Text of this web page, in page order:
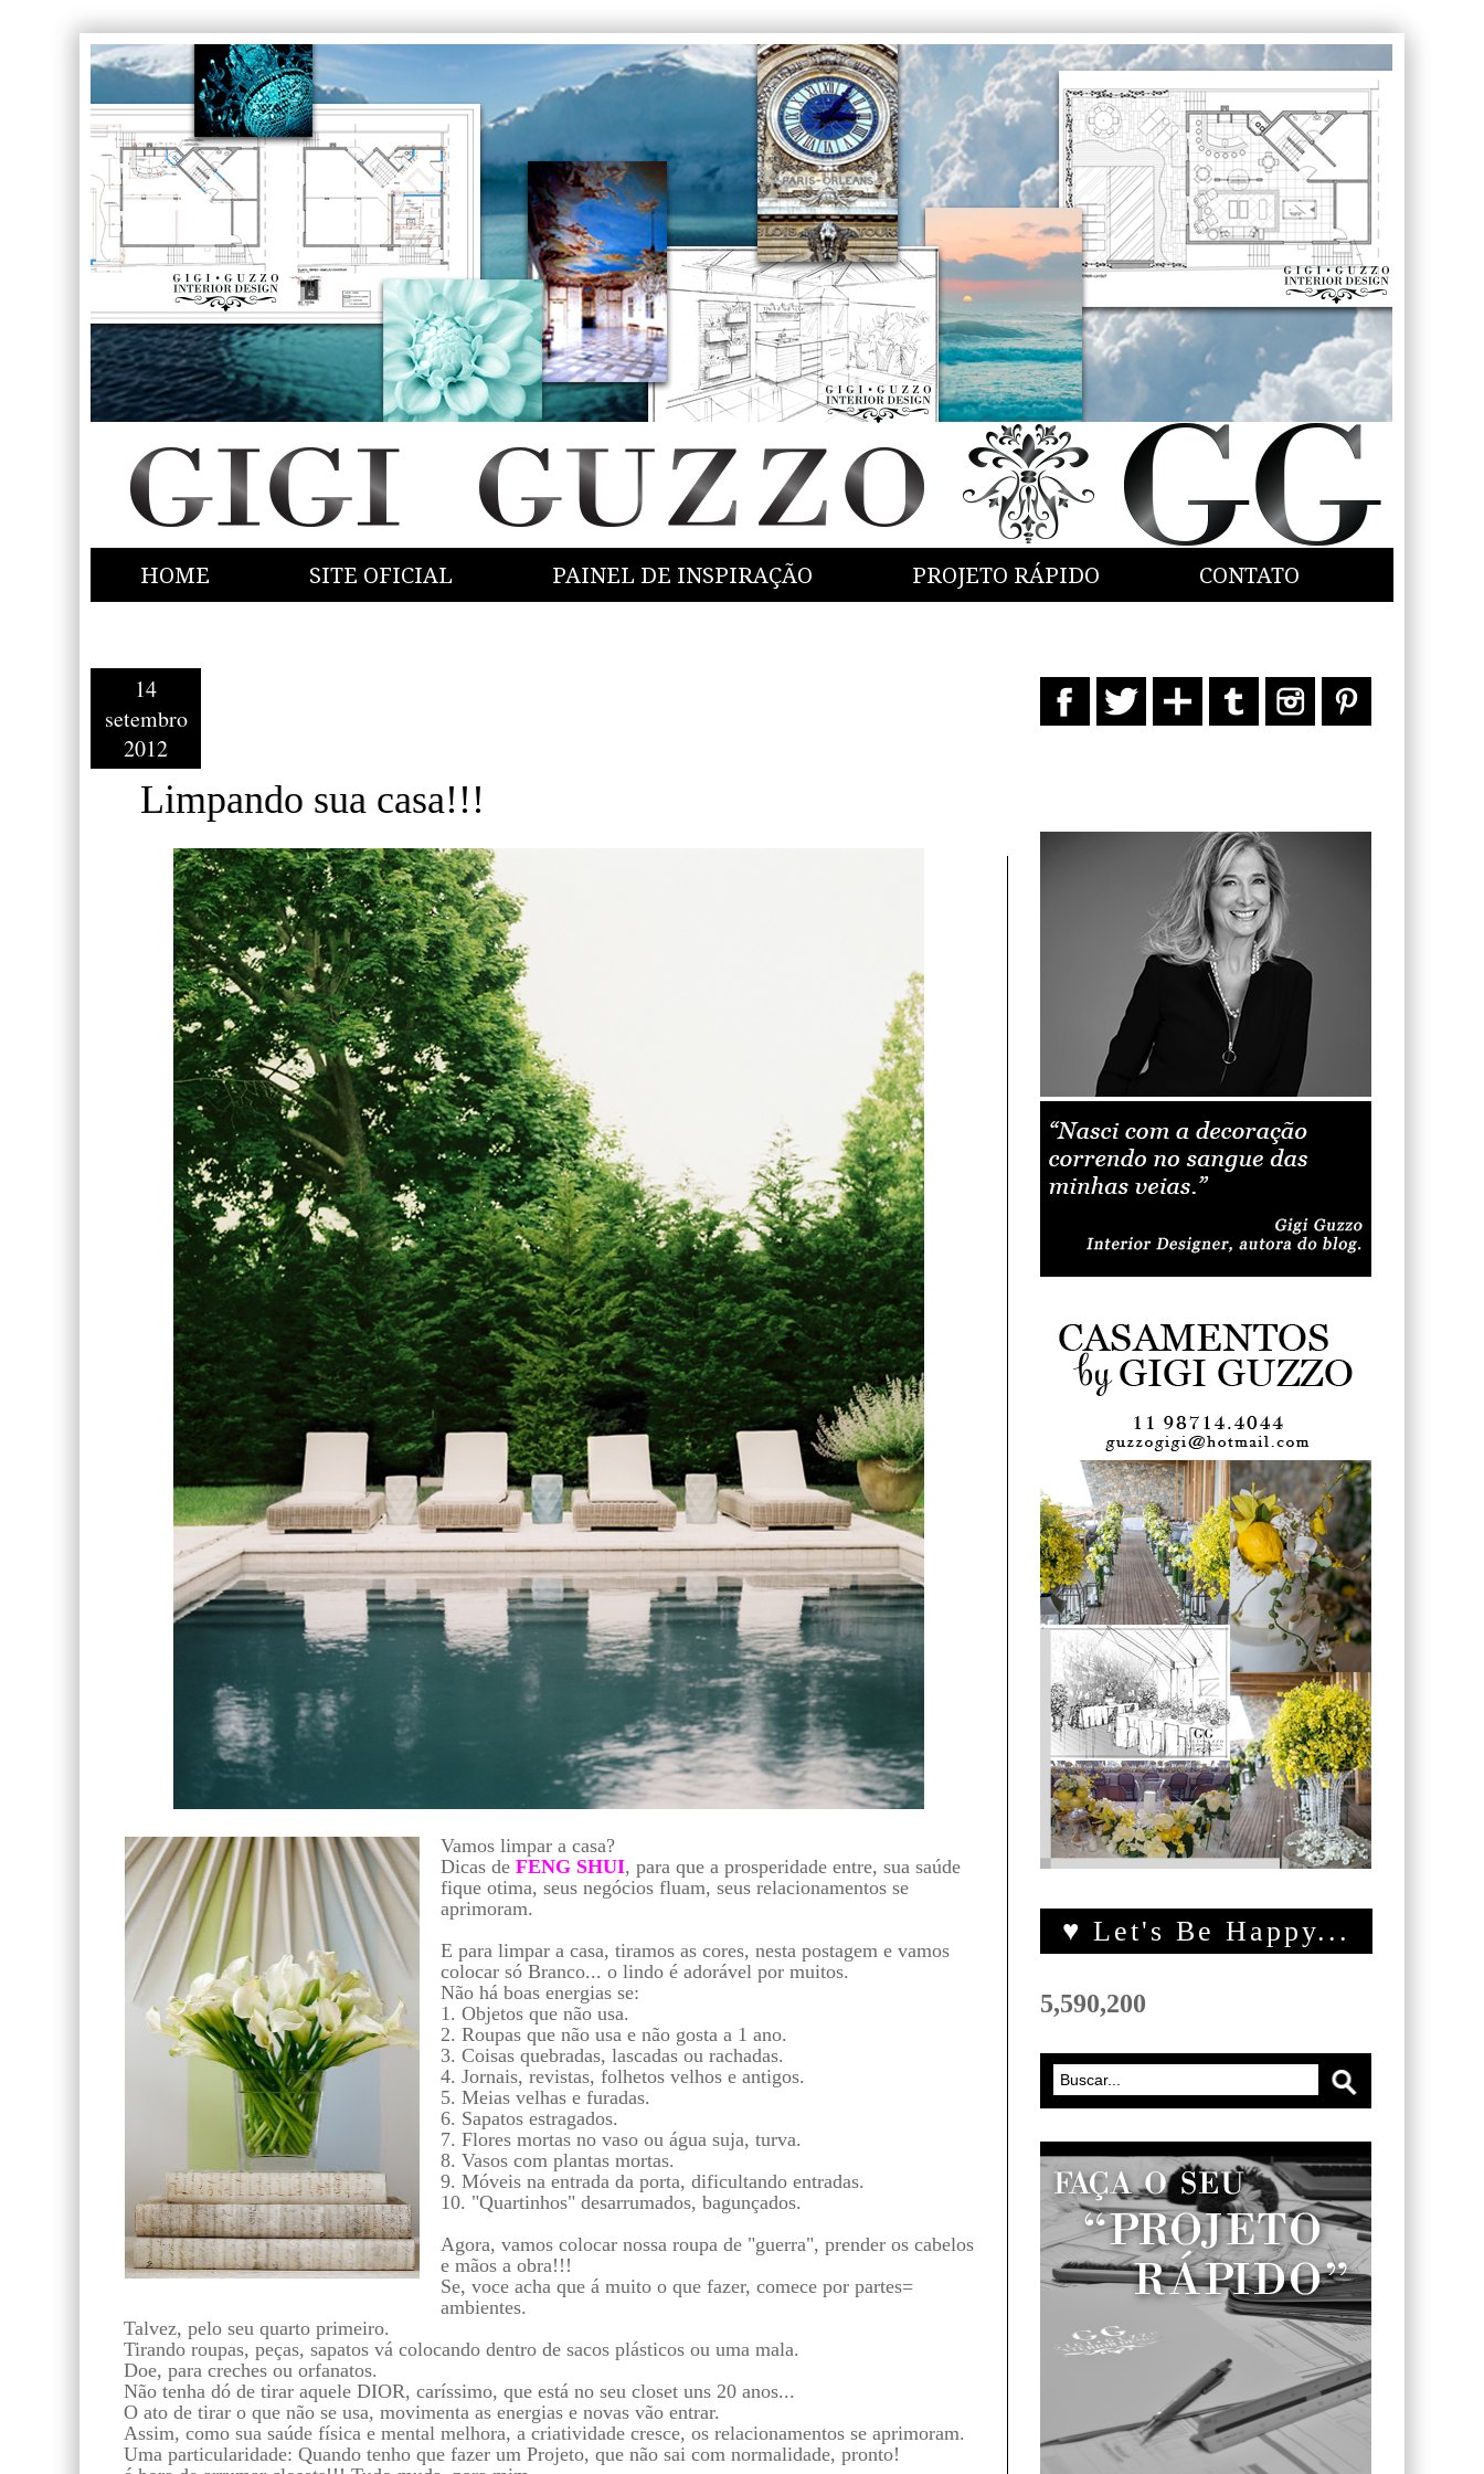
HOME SITE OFICIAL PAINEL DE INSPIRAÇÃO PROJETO RÁPIDO CONTATO
14
setembro
2012
Limpando sua casa!!!
Vamos limpar a casa?
Dicas de FENG SHUI, para que a prosperidade entre, sua saúde
fique otima, seus negócios fluam, seus relacionamentos se
aprimoram.
E para limpar a casa, tiramos as cores, nesta postagem e vamos
colocar só Branco... o lindo é adorável por muitos.
Não há boas energias se:
1. Objetos que não usa.
2. Roupas que não usa e não gosta a 1 ano.
3. Coisas quebradas, lascadas ou rachadas.
4. Jornais, revistas, folhetos velhos e antigos.
5. Meias velhas e furadas.
6. Sapatos estragados.
7. Flores mortas no vaso ou água suja, turva.
8. Vasos com plantas mortas.
9. Móveis na entrada da porta, dificultando entradas.
10. "Quartinhos" desarrumados, bagunçados.
Agora, vamos colocar nossa roupa de "guerra", prender os cabelos
e mãos a obra!!!
Se, voce acha que á muito o que fazer, comece por partes=
ambientes.
Talvez, pelo seu quarto primeiro.
Tirando roupas, peças, sapatos vá colocando dentro de sacos plásticos ou uma mala.
Doe, para creches ou orfanatos.
Não tenha dó de tirar aquele DIOR, caríssimo, que está no seu closet uns 20 anos...
O ato de tirar o que não se usa, movimenta as energias e novas vão entrar.
Assim, como sua saúde física e mental melhora, a criatividade cresce, os relacionamentos se aprimoram.
Uma particularidade: Quando tenho que fazer um Projeto, que não sai com normalidade, pronto!
♥ Let's Be Happy...
5,590,200